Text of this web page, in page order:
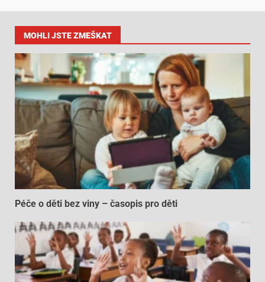
MOHLI JSTE ZMEŠKAT
Péče o děti bez viny – časopis pro děti